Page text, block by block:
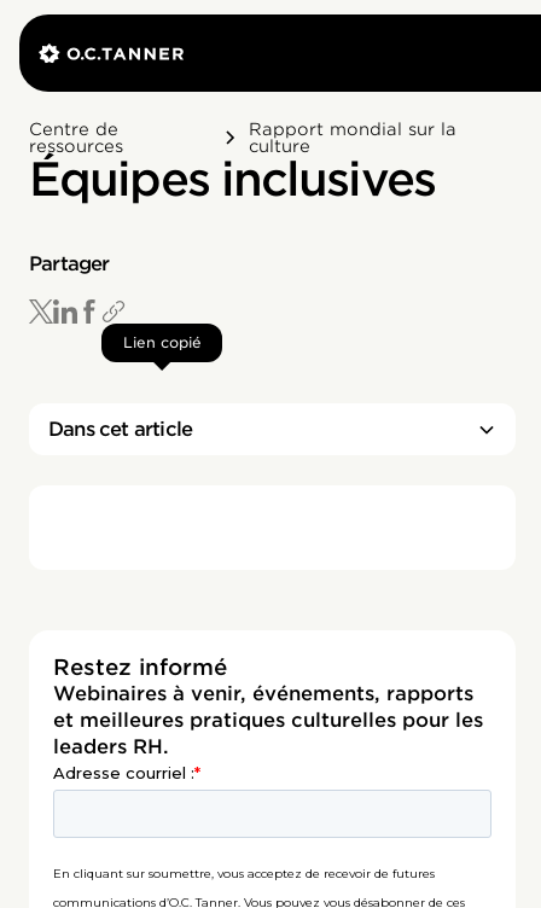
Centre de
ressources
Rapport mondial sur la
culture
Équipes inclusives
Partager
Lien copié
Dans cet article
Restez informé
Webinaires à venir, événements, rapports
et meilleures pratiques culturelles pour les
leaders RH.